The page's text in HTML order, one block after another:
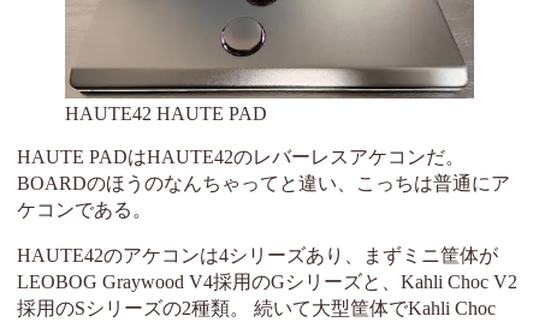
HAUTE42 HAUTE PAD
HAUTE PADはHAUTE42のレバーレスアケコンだ。
BOARDのほうのなんちゃってと違い、こっちは普通にア
ケコンである。
HAUTE42のアケコンは4シリーズあり、まずミニ筐体が
LEOBOG Graywood V4採用のGシリーズと、Kahli Choc V2
採用のSシリーズの2種類。 続いて大型筐体でKahli Choc